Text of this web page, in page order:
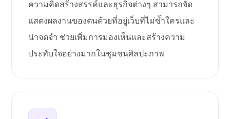
ความคิดสร้างสรรค์และธุรกิจต่างๆ สามารถจัด
แสดงผลงานของตนด้วยที่อยู่เว็บที่ไม่ซ้ำใครและ
น่าจดจำ ช่วยเพิ่มการมองเห็นและสร้างความ
ประทับใจอย่างมากในชุมชนศิลปะภาพ